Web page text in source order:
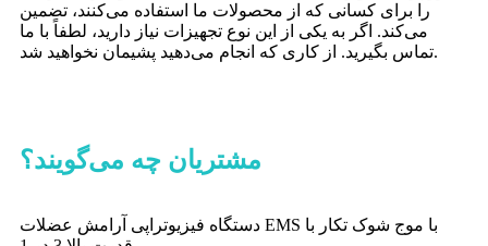
را برای کسانی که از محصولات ما استفاده می‌کنند، تضمین
می‌کند. اگر به یکی از این نوع تجهیزات نیاز دارید، لطفاً با ما
تماس بگیرید. از کاری که انجام می‌دهید پشیمان نخواهید شد.
مشتریان چه می‌گویند؟
دستگاه تحریک عضلات الکترو مغناطیسی امسلیم تسلا برای